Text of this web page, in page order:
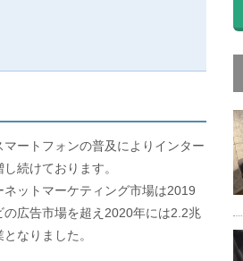
ートフォンの普及によりインター
続けております。
ネットマーケティング市場は2019
の広告市場を超え2020年には2.2兆
なりました。